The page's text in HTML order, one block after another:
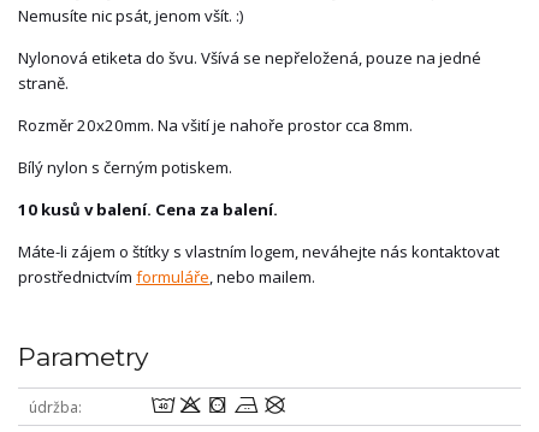
Nemusíte nic psát, jenom všít. :)
Nylonová etiketa do švu. Všívá se nepřeložená, pouze na jedné
straně.
Rozměr 20x20mm. Na všití je nahoře prostor cca 8mm.
Bílý nylon s černým potiskem.
10 kusů v balení. Cena za balení.
Máte-li zájem o štítky s vlastním logem, neváhejte nás kontaktovat
prostřednictvím formuláře , nebo mailem.
Parametry
údržba 8oabU